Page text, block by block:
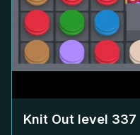
Knit Out level 337